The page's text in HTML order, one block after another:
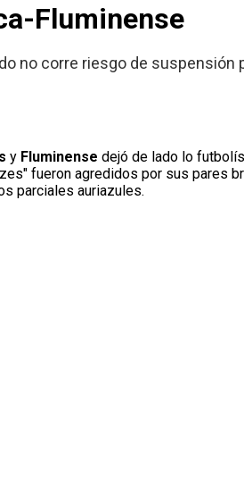
Fluminense
no corre riesgo de suspensión
yFluminense dejó de lado lo
fueron agredidos por sus pares
parciales auriazules.